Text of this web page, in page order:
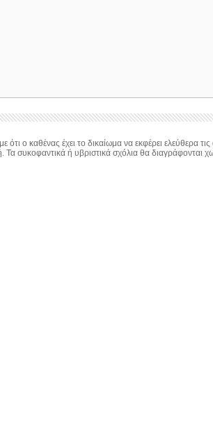
ο καθένας έχει το δικαίωμα να εκφέρει ελεύθερα τις
Τα συκοφαντικά ή υβριστικά σχόλια θα διαγράφονται